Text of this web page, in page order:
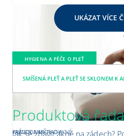
Jak se zbavit akné na zádech?
PRAVDY A MÝTY O AKNÉ
KAŽDODENNÍ RADY
UKÁZAT VÍCE
HYGIENA A PÉČE O PLEŤ
SMÍŠENÁ PLEŤ A PLEŤ SE SKLONEM K
Produktová